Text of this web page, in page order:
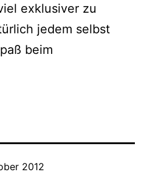
exklusiver zu
jedem selbst
beim
2012